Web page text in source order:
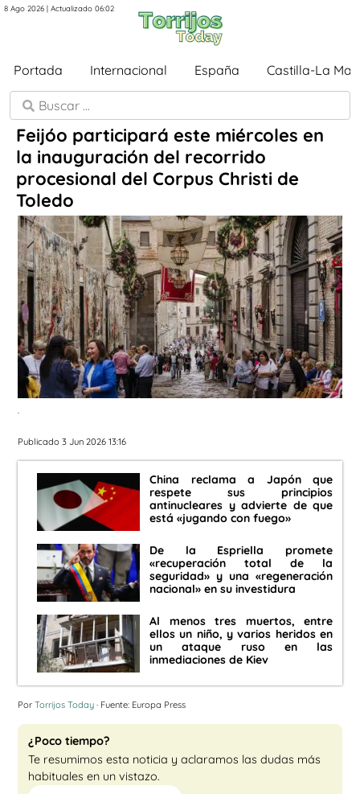
8 Ago 2026 | Actualizado 06:02
Portada Internacional España Castilla-La
Feijóo participará este miércoles en
la inauguración del recorrido
procesional del Corpus Christi de
Toledo
.
Publicado 3 Jun 2026 13:16
China reclama a Japón que
respete sus principios
antinucleares y advierte de que
está «jugando con fuego»
De la Espriella promete
«recuperación total de la
seguridad» y una «regeneración
nacional» en su investidura
Al menos tres muertos, entre
ellos un niño, y varios heridos en
un ataque ruso en las
inmediaciones de Kiev
Por Torrijos Today · Fuente: Europa Press
¿Poco tiempo?
Te resumimos esta noticia y aclaramos las dudas más
habituales en un vistazo.